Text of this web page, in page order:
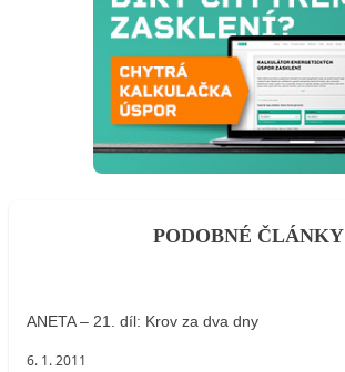
PODOBNÉ ČLÁNKY
ANETA – 21. díl: Krov za dva dny
6. 1. 2011